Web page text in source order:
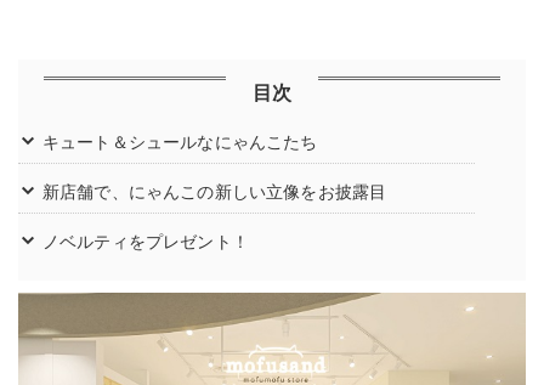
目次
キュート＆シュールなにゃんこたち
新店舗で、にゃんこの新しい立像をお披露目
ノベルティをプレゼント！